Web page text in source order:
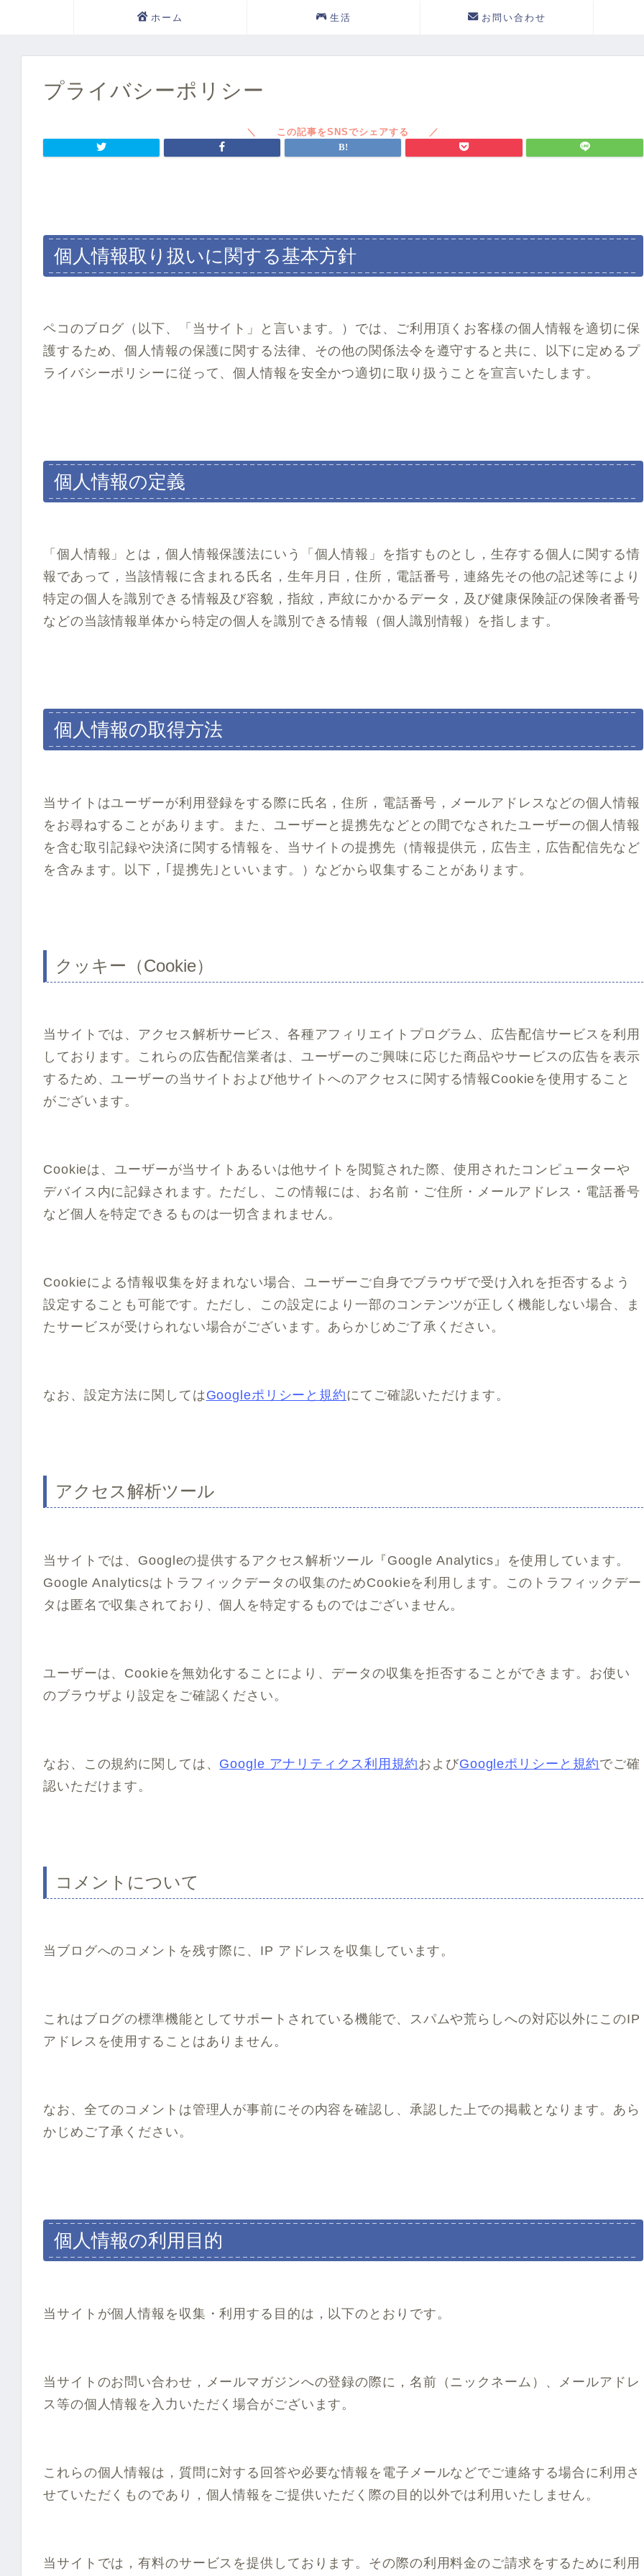
ホーム 生活 お問い合わせ
プライバシーポリシー
個人情報取り扱いに関する基本方針
ペコのブログ（以下、「当サイト」と言います。）では、ご利用頂くお客様の個人情報を適切に保
護するため、個人情報の保護に関する法律、その他の関係法令を遵守すると共に、以下に定めるプ
ライバシーポリシーに従って、個人情報を安全かつ適切に取り扱うことを宣言いたします。
個人情報の定義
「個人情報」とは，個人情報保護法にいう「個人情報」を指すものとし，生存する個人に関する情
報であって，当該情報に含まれる氏名，生年月日，住所，電話番号，連絡先その他の記述等により
特定の個人を識別できる情報及び容貌，指紋，声紋にかかるデータ，及び健康保険証の保険者番号
などの当該情報単体から特定の個人を識別できる情報（個人識別情報）を指します。
個人情報の取得方法
当サイトはユーザーが利用登録をする際に氏名，住所，電話番号，メールアドレスなどの個人情報
をお尋ねすることがあります。また、ユーザーと提携先などとの間でなされたユーザーの個人情報
を含む取引記録や決済に関する情報を、当サイトの提携先（情報提供元，広告主，広告配信先など
を含みます。以下，｢提携先｣といいます。）などから収集することがあります。
クッキー（Cookie）
当サイトでは、アクセス解析サービス、各種アフィリエイトプログラム、広告配信サービスを利用
しております。これらの広告配信業者は、ユーザーのご興味に応じた商品やサービスの広告を表示
するため、ユーザーの当サイトおよび他サイトへのアクセスに関する情報Cookieを使用すること
がございます。
Cookieは、ユーザーが当サイトあるいは他サイトを閲覧された際、使用されたコンピューターや
デバイス内に記録されます。ただし、この情報には、お名前・ご住所・メールアドレス・電話番号
など個人を特定できるものは一切含まれません。
Cookieによる情報収集を好まれない場合、ユーザーご自身でブラウザで受け入れを拒否するよう
設定することも可能です。ただし、この設定により一部のコンテンツが正しく機能しない場合、ま
たサービスが受けられない場合がございます。あらかじめご了承ください。
なお、設定方法に関してはGoogleポリシーと規約にてご確認いただけます。
アクセス解析ツール
当サイトでは、Googleの提供するアクセス解析ツール『Google Analytics』を使用しています。
Google Analyticsはトラフィックデータの収集のためCookieを利用します。このトラフィックデー
タは匿名で収集されており、個人を特定するものではございません。
ユーザーは、Cookieを無効化することにより、データの収集を拒否することができます。お使い
のブラウザより設定をご確認ください。
なお、この規約に関しては、 Google アナリティクス利用規約およびGoogleポリシーと規約でご確
認いただけます。
コメントについて
当ブログへのコメントを残す際に、IP アドレスを収集しています。
これはブログの標準機能としてサポートされている機能で、スパムや荒らしへの対応以外にこのIP
アドレスを使用することはありません。
なお、全てのコメントは管理人が事前にその内容を確認し、承認した上での掲載となります。あら
かじめご了承ください。
個人情報の利用目的
当サイトが個人情報を収集・利用する目的は，以下のとおりです。
当サイトのお問い合わせ，メールマガジンへの登録の際に，名前（ニックネーム）、メールアドレ
ス等の個人情報を入力いただく場合がございます。
これらの個人情報は，質問に対する回答や必要な情報を電子メールなどでご連絡する場合に利用さ
せていただくものであり，個人情報をご提供いただく際の目的以外では利用いたしません。
当サイトでは，有料のサービスを提供しております。その際の利用料金のご請求をするために利用